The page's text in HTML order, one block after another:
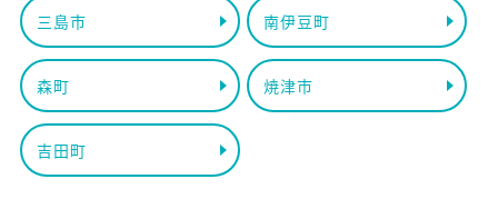
三島市 南伊豆町
森町 焼津市
吉田町